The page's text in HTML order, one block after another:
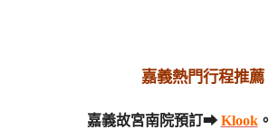
嘉義熱門行程推薦
嘉義故宮南院預訂➡ Klook。